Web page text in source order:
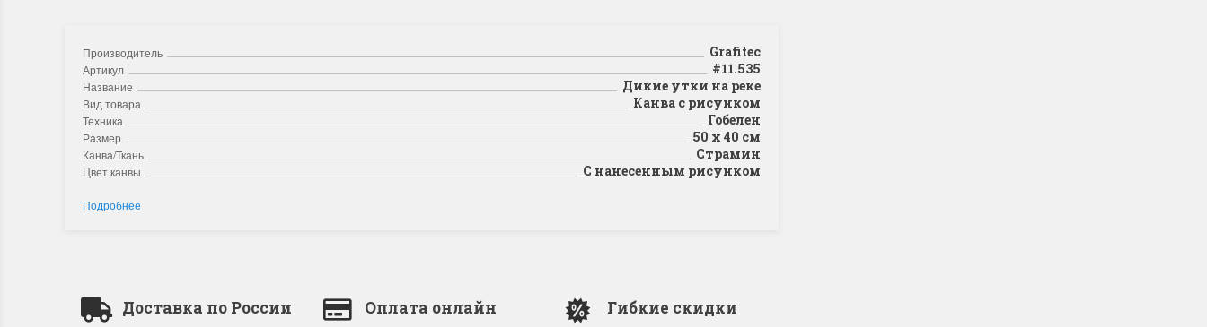
Производитель Grafitec
Артикул #11.535
Название Дикие утки на реке
Вид товара Канва с рисунком
Техника Гобелен
Размер 50 x 40 см
Канва/Ткань Страмин
Цвет канвы С нанесенным рисунком
Подробнее
Доставка по России Оплата онлайн Гибкие скидки